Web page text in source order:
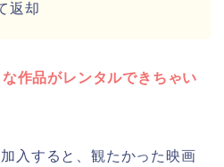
返却
作品がレンタルできちゃい
入すると、観たかった映画